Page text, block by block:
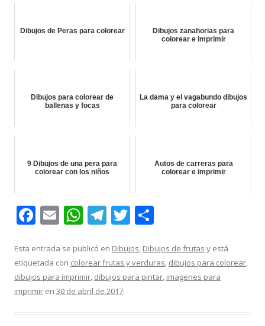
Dibujos de Peras para colorear
Dibujos zanahorias para
colorear e imprimir
Dibujos para colorear de
ballenas y focas
La dama y el vagabundo dibujos
para colorear
9 Dibujos de una pera para
colorear con los niños
Autos de carreras para
colorear e imprimir
F
e
b
o
E
ai
l
W
at
s
A
T
e
gr
a
T
itt
er
m
p
Esta entrada se publicó en Dibujos, Dibujos de frutas y está
etiquetada con colorear frutas y verduras, dibujos para colorear,
dibujos para imprimir, dibujos para pintar, imagenes para
imprimir en 30 de abril de 2017.